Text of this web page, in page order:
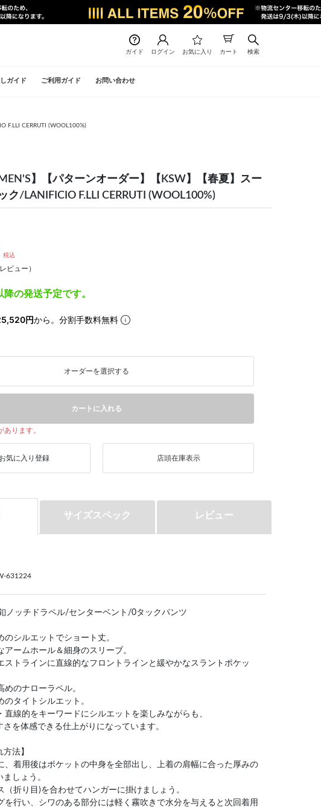
ガイド ログイン お気に入り カート 検索
ガイド ご利用ガイド お問い合わせ
F.LLI CERRUTI (WOOL100%)
】【パターンオーダー】【KSW】【春夏】スー
ク/LANIFICIO F.LLI CERRUTI (WOOL100%)
税込
ビュー）
の発送予定です。
円から。分割手数料無料
オーダーを選択する
カートに入れる
あります。
店頭在庫表示
サイズスペック レビュー
631224
ノッチドラペル/センターベント/0タックパンツ
のシルエットでショート丈。
アームホール＆細身のスリーブ。
ストラインに直線的なフロントラインと緩やかなスラントポケッ
めのナローラペル。
のタイトシルエット。
直線的をキーワードにシルエットを楽しみながらも、
を体感できる仕上がりになっています。
法】
、着用後はポケットの中身を全部出し、上着の肩幅に合った厚みの
しょう。
（折り目)を合わせてハンガーに掛けましょう。
を行い、シワのある部分には軽く霧吹きで水分を与えると次回着用